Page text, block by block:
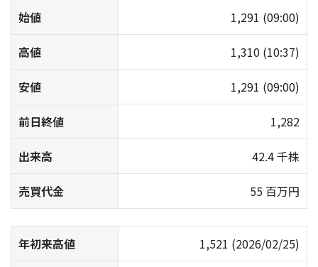
始値 1,291 (09:00)
高値 1,310 (10:37)
安値 1,291 (09:00)
前日終値 1,282
出来高 42.4 千株
売買代金 55 百万円
年初来高値 1,521 (2026/02/25)